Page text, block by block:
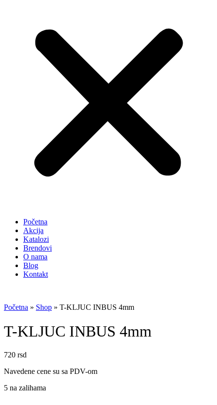
Početna
Akcija
Katalozi
Brendovi
O nama
Blog
Kontakt
Početna » Shop » T-KLJUC INBUS 4mm
T-KLJUC INBUS 4mm
720 rsd
Navedene cene su sa PDV-om
5 na zalihama